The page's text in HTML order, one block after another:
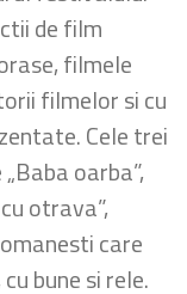
de film
filmele
filmelor si cu
Cele trei
oarba”,
otrava”,
care
bune si rele.